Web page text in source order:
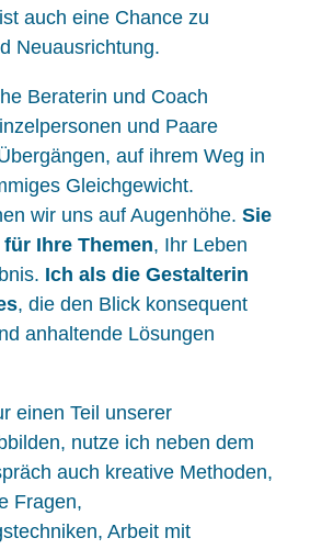
auch eine Chance zu
Neuausrichtung.
Beraterin und Coach
und Paare
auf ihrem Weg in
Gleichgewicht.
wir uns auf Augenhöhe. Sie
Ihre Themen, Ihr Leben
Ich als die Gestalterin
, die den Blick konsequent
anhaltende Lösungen
einen Teil unserer
nutze ich neben dem
auch kreative Methoden,
Fragen,
Arbeit mit